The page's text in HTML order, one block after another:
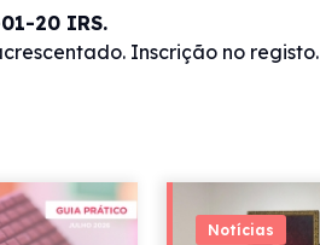
20 IRS.
Inscrição no registo.
Notícias